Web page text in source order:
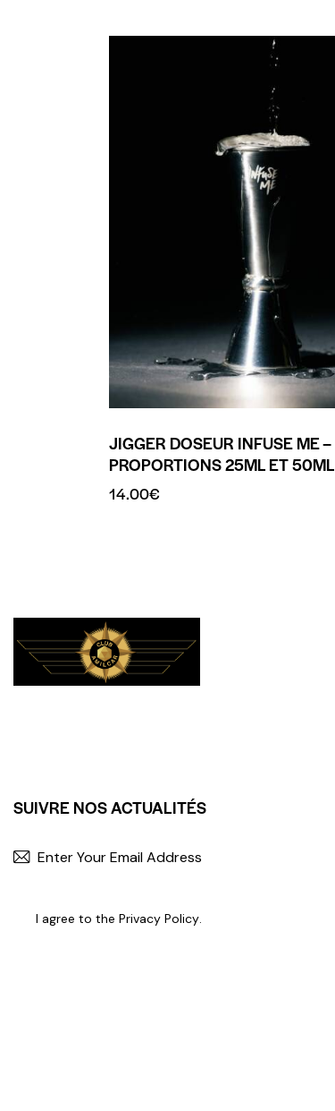
JIGGER DOSEUR INFUSE ME –
PROPORTIONS 25ML ET 50ML
14.00€
SUIVRE NOS ACTUALITÉS
I agree to the Privacy Policy.